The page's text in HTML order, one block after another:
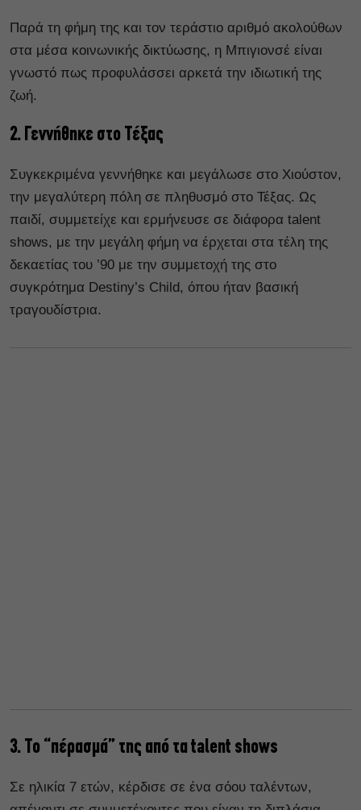
Παρά τη φήμη της και τον τεράστιο αριθμό ακολούθων
στα μέσα κοινωνικής δικτύωσης, η Μπιγιονσέ είναι
γνωστό πως προφυλάσσει αρκετά την ιδιωτική της
ζωή.
2. Γεννήθηκε στο Τέξας
Συγκεκριμένα γεννήθηκε και μεγάλωσε στο Χιούστον,
την μεγαλύτερη πόλη σε πληθυσμό στο Τέξας. Ως
παιδί, συμμετείχε και ερμήνευσε σε διάφορα talent
shows, με την μεγάλη φήμη να έρχεται στα τέλη της
δεκαετίας του ’90 με την συμμετοχή της στο
συγκρότημα Destiny’s Child, όπου ήταν βασική
τραγουδίστρια.
3. Το “πέρασμά” της από τα talent shows
Σε ηλικία 7 ετών, κέρδισε σε ένα σόου ταλέντων,